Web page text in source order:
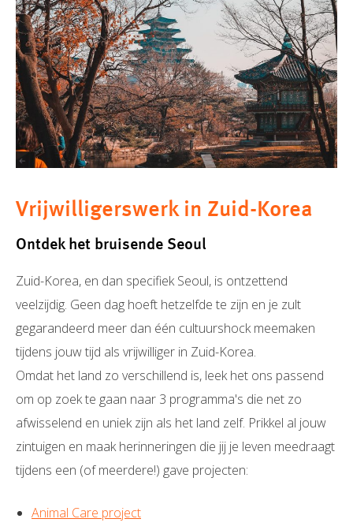
Vrijwilligerswerk in Zuid-Korea
Ontdek het bruisende Seoul
Zuid-Korea, en dan specifiek Seoul, is ontzettend
veelzijdig. Geen dag hoeft hetzelfde te zijn en je zult
gegarandeerd meer dan één cultuurshock meemaken
tijdens jouw tijd als vrijwilliger in Zuid-Korea.
Omdat het land zo verschillend is, leek het ons passend
om op zoek te gaan naar 3 programma's die net zo
afwisselend en uniek zijn als het land zelf. Prikkel al jouw
zintuigen en maak herinneringen die jij je leven meedraagt
tijdens een (of meerdere!) gave projecten:
Animal Care project